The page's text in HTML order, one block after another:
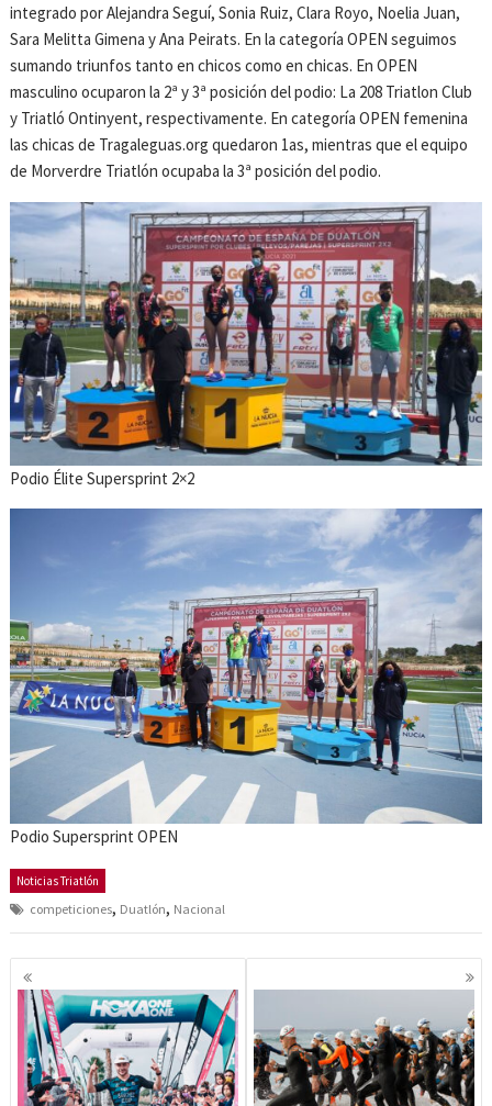
integrado por Alejandra Seguí, Sonia Ruiz, Clara Royo, Noelia Juan,
Sara Melitta Gimena y Ana Peirats. En la categoría OPEN seguimos
sumando triunfos tanto en chicos como en chicas. En OPEN
masculino ocuparon la 2ª y 3ª posición del podio: La 208 Triatlon Club
y Triatló Ontinyent, respectivamente. En categoría OPEN femenina
las chicas de Tragaleguas.org quedaron 1as, mientras que el equipo
de Morverdre Triatlón ocupaba la 3ª posición del podio.
Podio Élite Supersprint 2×2
Podio Supersprint OPEN
Noticias Triatlón
competiciones, Duatlón, Nacional
Navegación
de
entradas